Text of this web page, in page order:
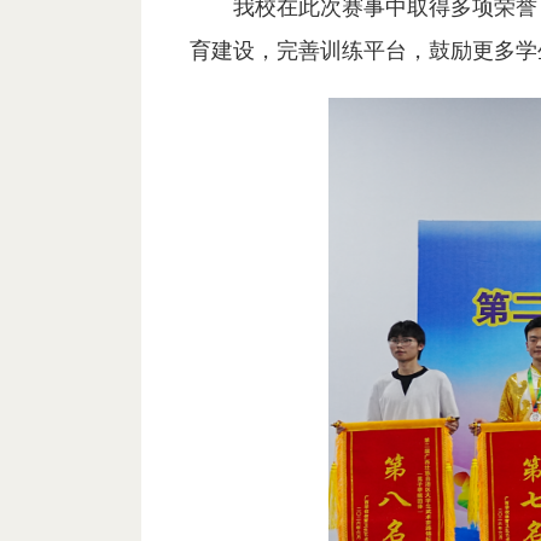
我校在此次赛事中取得多项荣
育建设，完善训练平台，鼓励更多